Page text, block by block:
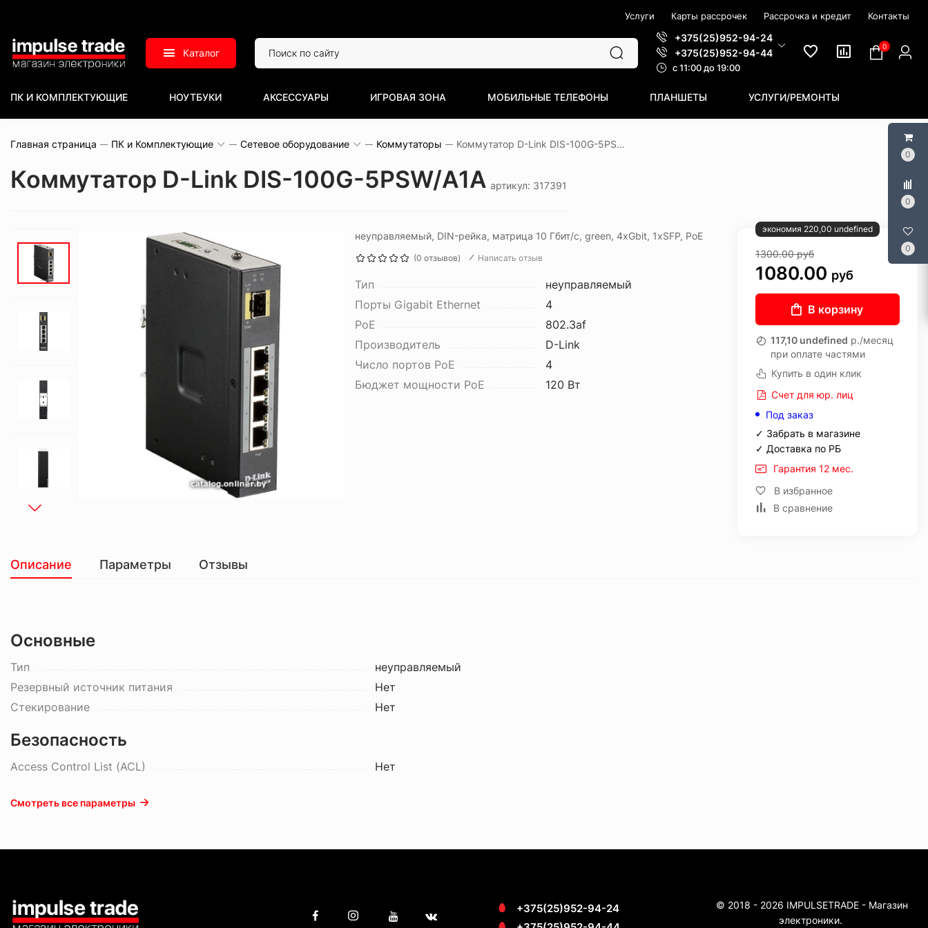
0
0
0
Услуги Карты рассрочек Рассрочка и кредит Контакты
Каталог
+375(25)952-94-24
+375(25)952-94-44
c 11:00 до 19:00
0
ПК И КОМПЛЕКТУЮЩИЕ НОУТБУКИ АКСЕССУАРЫ ИГРОВАЯ ЗОНА МОБИЛЬНЫЕ ТЕЛЕФОНЫ ПЛАНШЕТЫ УСЛУГИ/РЕМОНТЫ
Главная страница ПК и Комплектующие Сетевое оборудование Коммутаторы Коммутатор D-Link DIS-100G-5PSW/A1A
Коммутатор D-Link DIS-100G-5PSW/A1A артикул: 317391
неуправляемый, DIN-рейка, матрица 10 Гбит/с, green, 4xGbit, 1xSFP, PoE
(0 отзывов) Написать отзыв
Тип
неуправляемый
Порты Gigabit Ethernet
4
PoE
802.3af
Производитель
D-Link
Число портов PoE
4
Бюджет мощности PoE
120 Вт
экономия 220,00 undefined
1300.00руб
1080.00 руб
В корзину
117,10 undefined р./месяц
при оплате частями
Купить в один клик
Счет для юр. лиц
Под заказ
✓ Забрать в магазине
✓ Доставка по РБ
Гарантия 12 мес.
В избранное
В сравнение
Описание Параметры Отзывы
Основные
Тип
неуправляемый
Резервный источник питания
Нет
Стекирование
Нет
Безопасность
Access Control List (ACL) Нет
Смотреть все параметры
+375(25)952-94-24
© 2018 - 2026 IMPULSETRADE - Магазин
электроники.